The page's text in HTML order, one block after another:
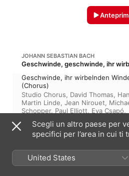
JOHANN SEBASTIAN BACH
Geschwinde, ihr wirbelnden
(Chorus)
Studio Chorus, David Thomas,
Martin Linde, Jean Nirouet,
Schopper, Paul Elliott, Eva Csapó,
Cologne Radio Chorus
Recitative: Und du bist doch so
Bass)
Hein Meens,Hans-Martin Linde ,
Csapó,Michael Schopper,Paul
Scegli un altro paese per
specifici per l’area in cui ti
United States